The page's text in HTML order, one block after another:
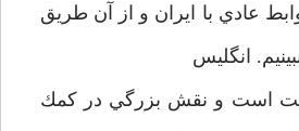
عادي با ايران و از آن طريق
انگليس
است و نقش بزرگي در كمك